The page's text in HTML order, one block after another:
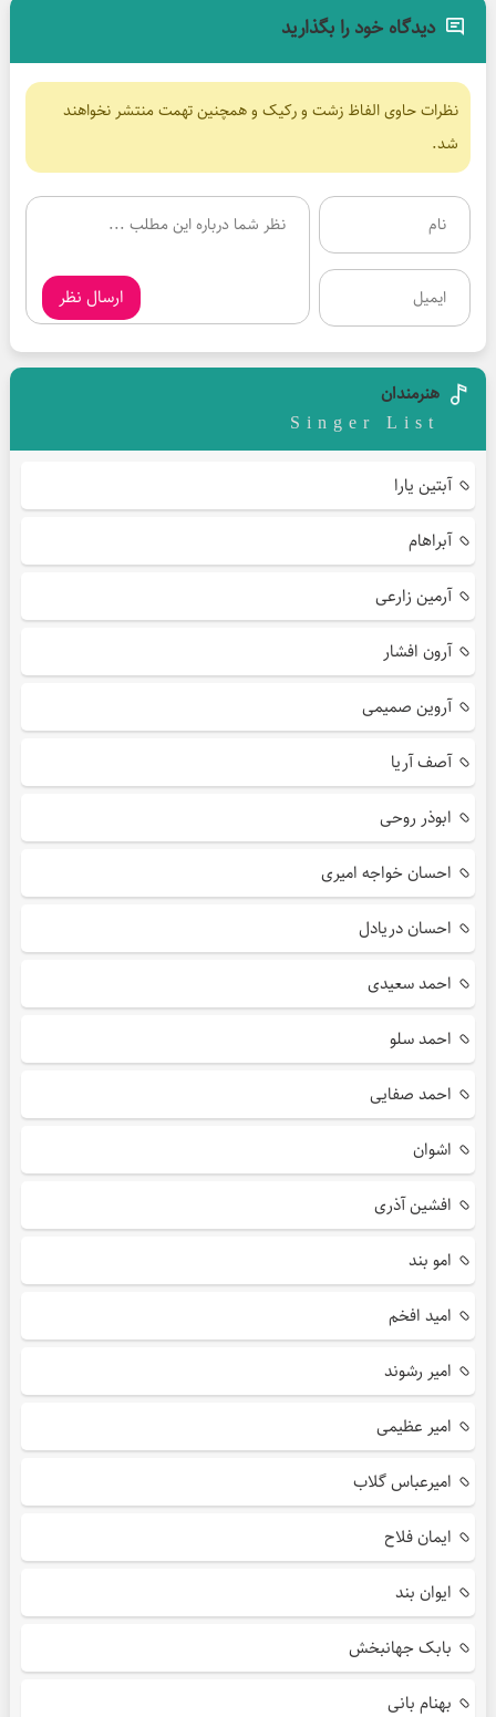
دیدگاه خود را بگذارید
نظرات حاوی الفاظ زشت و رکیک و همچنین تهمت منتشر نخواهند
شد.
ارسال نظر
هنرمندان
Singer List
آبتین یارا
آبراهام
آرمین زارعی
آرون افشار
آروین صمیمی
آصف آریا
ابوذر روحی
احسان خواجه امیری
احسان دریادل
احمد سعیدی
احمد سلو
احمد صفایی
اشوان
افشین آذری
امو بند
امید افخم
امیر رشوند
امیر عظیمی
امیرعباس گلاب
ایمان فلاح
ایوان بند
بابک جهانبخش
بهنام بانی